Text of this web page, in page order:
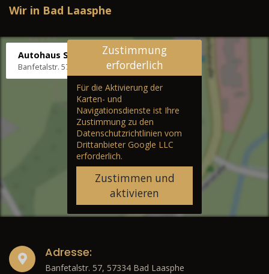
Wir in Bad Laasphe
Autohaus Stenger
Banfetalstr. 57, 57334 Bad Laasphe
Zustimmung
erforderlich
Für die Aktivierung der
Karten- und
Navigationsdienste ist Ihre
Zustimmung zu den
Datenschutzrichtlinien vom
Drittanbieter Google LLC
erforderlich.
Zustimmen und
aktivieren
Adresse:
Banfetalstr. 57, 57334 Bad Laasphe